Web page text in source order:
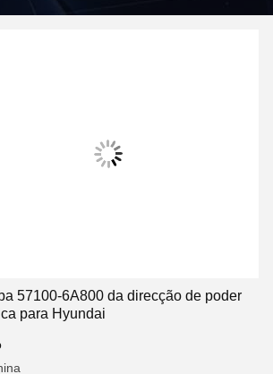
57100-6A800 da direcção de poder
para Hyundai